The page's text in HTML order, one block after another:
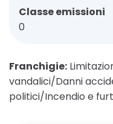
Classe emissioni
0
Franchigie:
vandalici/Danni
politici/Incendio e